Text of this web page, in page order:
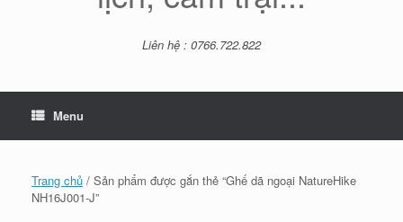
Liên hệ : 0766.722.822
Menu
Trang chủ / Sản phẩm được gắn thẻ “Ghế dã ngoại NatureHike
NH16J001-J”